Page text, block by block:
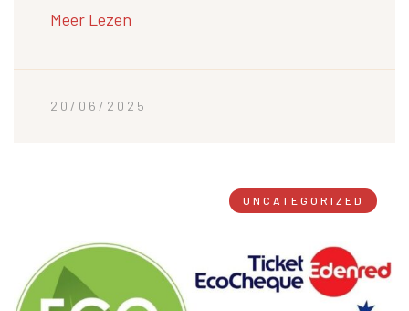
Meer Lezen
20/06/2025
UNCATEGORIZED